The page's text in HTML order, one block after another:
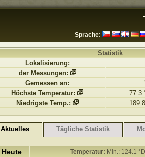
Sprache:
Statistik
Lokalisierung:
der Messungen:
Gemessen an:
Höchste Temperatur:
77.3
Niedrigste Temp.:
Aktuelles Tägliche Statistik
Heute Temperatur: Min.: 124.1